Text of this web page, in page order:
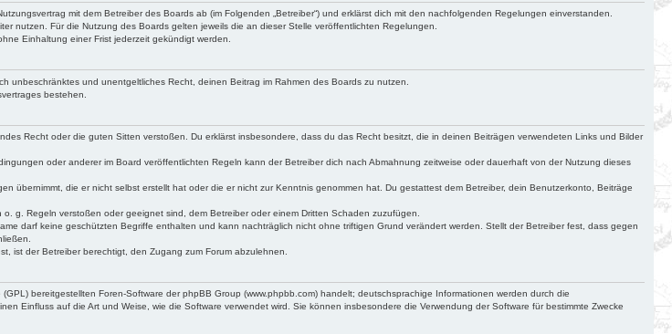
mit dem Betreiber des Boards ab (im Folgenden „Betreiber“) und erklärst dich mit den nachfolgenden Regelungen einverstanden.
nutzen. Für die Nutzung des Boards gelten jeweils die an dieser Stelle veröffentlichten Regelungen.
Einhaltung einer Frist jederzeit gekündigt werden.
unbeschränktes und unentgeltliches Recht, deinen Beitrag im Rahmen des Boards zu nutzen.
bestehen.
Recht oder die guten Sitten verstoßen. Du erklärst insbesondere, dass du das Recht besitzt, die in deinen Beiträgen verwendeten Links und Bilder
oder anderer im Board veröffentlichten Regeln kann der Betreiber dich nach Abmahnung zeitweise oder dauerhaft von der Nutzung dieses
übernimmt, die er nicht selbst erstellt hat oder die er nicht zur Kenntnis genommen hat. Du gestattest dem Betreiber, dein Benutzerkonto, Beiträge
g. Regeln verstoßen oder geeignet sind, dem Betreiber oder einem Dritten Schaden zuzufügen.
darf keine geschützten Begriffe enthalten und kann nachträglich nicht ohne triftigen Grund verändert werden. Stellt der Betreiber fest, dass gegen
ist der Betreiber berechtigt, den Zugang zum Forum abzulehnen.
bereitgestellten Foren-Software der phpBB Group (www.phpbb.com) handelt; deutschsprachige Informationen werden durch die
Einfluss auf die Art und Weise, wie die Software verwendet wird. Sie können insbesondere die Verwendung der Software für bestimmte Zwecke